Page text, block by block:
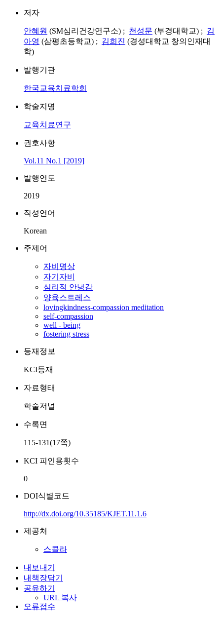
저자
안혜원 (SM심리건강연구소) ; 천성문 (부경대학교) ; 김
아영 (삼평초등학교) ; 김희진 (경성대학교 창의인재대
학)
발행기관
한국교육치료학회
학술지명
교육치료연구
권호사항
Vol.11 No.1 [2019]
발행연도
2019
작성언어
Korean
주제어
자비명상
자기자비
심리적 안녕감
양육스트레스
lovingkindness-compassion meditation
self-compassion
well - being
fostering stress
등재정보
KCI등재
자료형태
학술저널
수록면
115-131(17쪽)
KCI 피인용횟수
0
DOI식별코드
http://dx.doi.org/10.35185/KJET.11.1.6
제공처
스콜라
내보내기
내책장담기
공유하기
URL 복사
오류접수